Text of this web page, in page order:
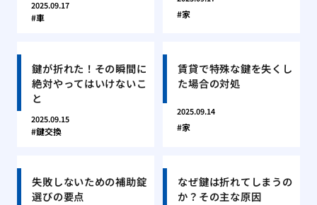
2025.09.17
車 家
鍵が折れた！その瞬間に
絶対やってはいけないこ
と
2025.09.15
鍵交換
賃貸で特殊な鍵を失くし
た場合の対処
2025.09.14
家
失敗しないための補助錠
選びの要点
なぜ鍵は折れてしまうの
か？その主な原因